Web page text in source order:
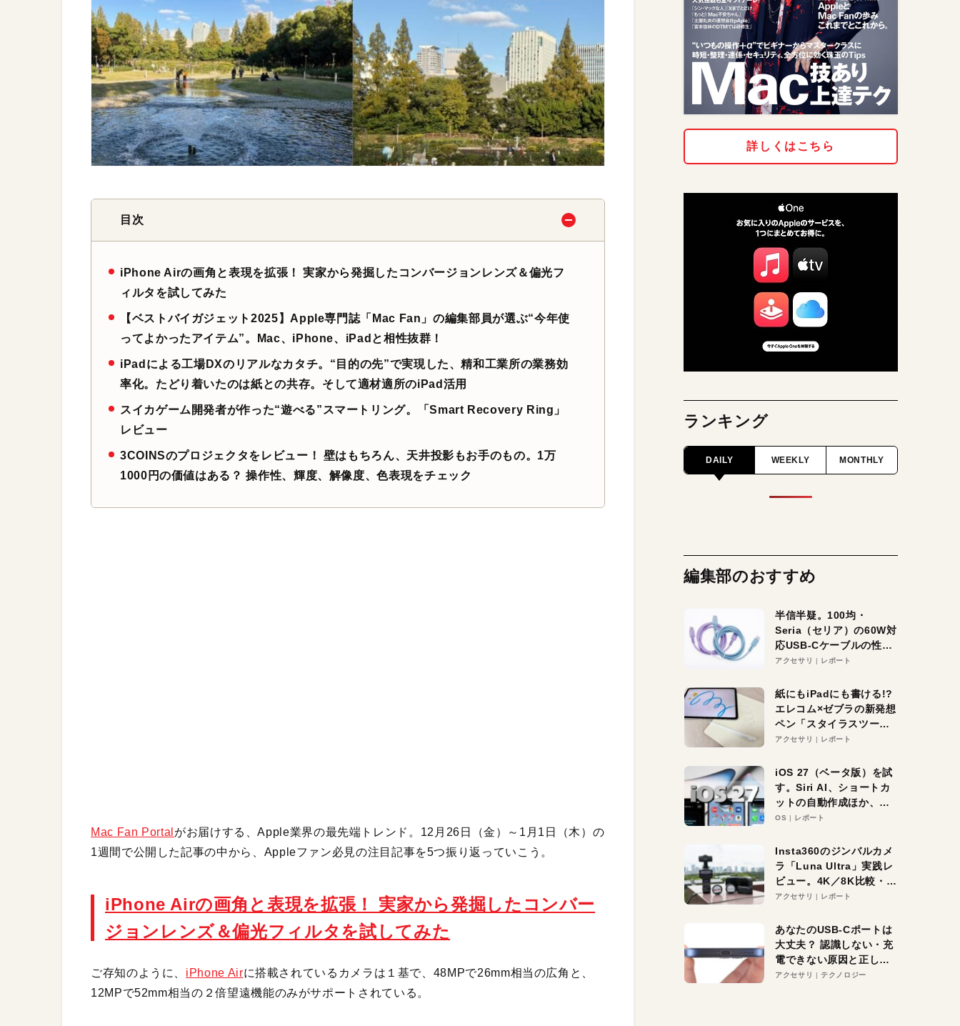
目次
iPhone Airの画角と表現を拡張！ 実家から発掘したコンバージョンレンズ＆偏光フ
ィルタを試してみた
【ベストバイガジェット2025】Apple専門誌「Mac Fan」の編集部員が選ぶ“今年使
ってよかったアイテム”。Mac、iPhone、iPadと相性抜群！
iPadによる工場DXのリアルなカタチ。“目的の先”で実現した、精和工業所の業務効
率化。たどり着いたのは紙との共存。そして適材適所のiPad活用
スイカゲーム開発者が作った“遊べる”スマートリング。「Smart Recovery Ring」
レビュー
3COINSのプロジェクタをレビュー！ 壁はもちろん、天井投影もお手のもの。1万
1000円の価値はある？ 操作性、輝度、解像度、色表現をチェック
Mac Fan Portal がお届けする、Apple業界の最先端トレンド。12月26日（金）～1月1日（木）の
1週間で公開した記事の中から、Appleファン必見の注目記事を5つ振り返っていこう。
iPhone Airの画角と表現を拡張！ 実家から発掘したコンバー
ジョンレンズ＆偏光フィルタを試してみた
ご存知のように、 iPhone Airに搭載されているカメラは１基で、48MPで26mm相当の広角と、
12MPで52mm相当の２倍望遠機能のみがサポートされている。
詳しくはこちら
ランキング
DAILY WEEKLY MONTHLY
編集部のおすすめ
半信半疑。100均・
Seria（セリア）の60W対
応USB-Cケーブルの性能
を検証。超コスパの1本を
アクセサリ レポート
紙にもiPadにも書ける!?
エレコム×ゼブラの新発想
ペン「スタイラスツーウ
ェイ」レビュー。持ち替
アクセサリ レポート
iOS 27（ベータ版）を試
す。Siri AI、ショートカ
ットの自動作成ほか、期
待大の便利機能5選。
る未来はすぐそこ！
OS レポート
Insta360のジンバルカメ
ラ「Luna Ultra」実践レ
ビュー。4K／8K比較・ズ
ーム・夜間撮影をチェッ
アクセサリ レポート
あなたのUSB-Cポートは
大丈夫？ 認識しない・充
電できない原因と正しい
対策
アクセサリ テクノロジー